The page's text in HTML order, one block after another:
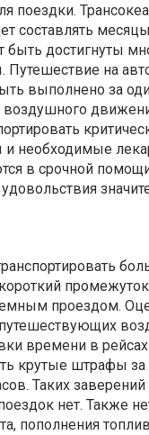
поездки.
составлять
быть достигнуты
Путешествие на
выполнено за
воздушного
и необходимые
в срочной
проездом.
времени в
крутые штрафы
Таких
нет. Также
пополнения